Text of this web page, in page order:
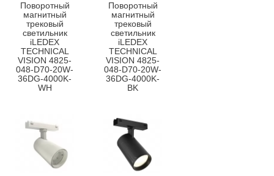
Поворотный
магнитный
трековый
светильник
iLEDEX
TECHNICAL
VISION 4825-
048-D70-20W-
36DG-4000K-
WH
Поворотный
магнитный
трековый
светильник
iLEDEX
TECHNICAL
VISION 4825-
048-D70-20W-
36DG-4000K-
BK